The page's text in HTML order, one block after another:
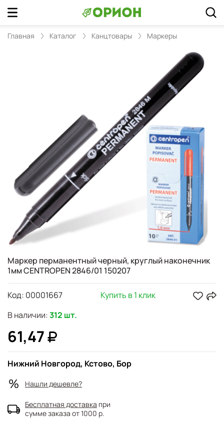
Главная Каталог Канцтовары Маркеры
Маркер перманентный черный, круглый наконечник
1мм CENTROPEN 2846/01 150207
В наличии:312 шт.
61,47
Код: 00001667 Купить в 1 клик
Нижний Новгород, Кстово, Бор
Нашли дешевле?
Бесплатная доставка при
сумме заказа от 1000 р.